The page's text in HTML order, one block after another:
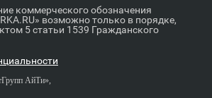
коммерческого обозначения
возможно только в порядке,
5 статьи 1539 Гражданского
АйТи»,